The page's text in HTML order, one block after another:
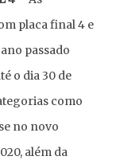
placa final 4 e
passado
o dia 30 de
como
no novo
além da